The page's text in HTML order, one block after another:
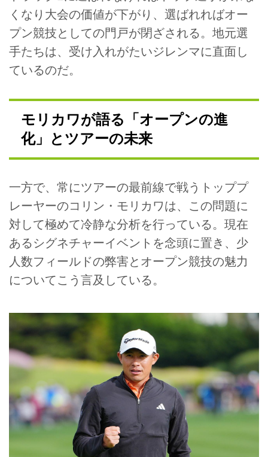
くなり大会の価値が下がり、選ばれればオー
プン競技としての門戸が閉ざされる。地元選
手たちは、受け入れがたいジレンマに直面し
ているのだ。
モリカワが語る「オープンの進
化」とツアーの未来
一方で、常にツアーの最前線で戦うトッププ
レーヤーのコリン・モリカワは、この問題に
対して極めて冷静な分析を行っている。現在
あるシグネチャーイベントを念頭に置き、少
人数フィールドの弊害とオープン競技の魅力
についてこう言及している。